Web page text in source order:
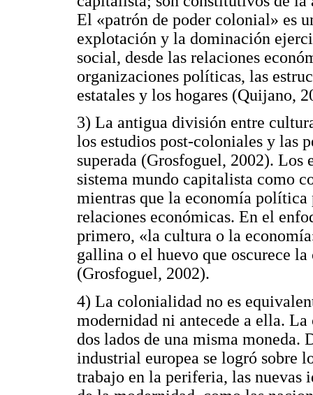
El «patrón de poder colonial» es
explotación y la dominación
social, desde las relaciones
organizaciones políticas, las
estatales y los hogares (Quijano,
3) La antigua división entre
los estudios post-coloniales y las
superada (Grosfoguel, 2002).
sistema mundo capitalista como
mientras que la economía
relaciones económicas. En el
primero, «la cultura o la
gallina o el huevo que oscurece
(Grosfoguel, 2002).
4) La colonialidad no es
modernidad ni antecede a ella.
dos lados de una misma
industrial europea se logró sobre
trabajo en la periferia, las nuevas